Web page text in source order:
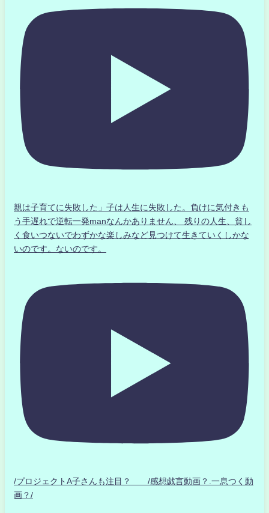
親は子育てに失敗した」子は人生に失敗した。負けに気付きも
う手遅れで逆転一発manなんかありません、 残りの人生、貧し
く食いつないでわずかな楽しみなど見つけて生きていくしかな
いのです。ないのです。
/プロジェクトA子さんも注目？ /感想戯言動画？.一息つく動
画？/